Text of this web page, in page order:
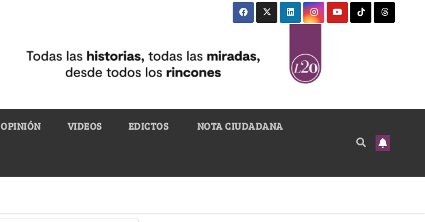
OPINIÓN VIDEOS EDICTOS NOTA CIUDADANA